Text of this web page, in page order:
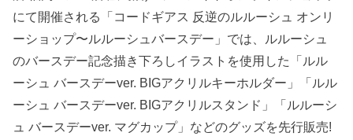
にて開催される「コードギアス 反逆のルルーシュ オンリ
ーショップ〜ルルーシュバースデー」では、ルルーシュ
のバースデー記念描き下ろしイラストを使用した「ルル
ーシュ バースデーver. BIGアクリルキーホルダー」「ルル
ーシュ バースデーver. BIGアクリルスタンド」「ルルーシ
ュ バースデーver. マグカップ」などのグッズを先行販売!